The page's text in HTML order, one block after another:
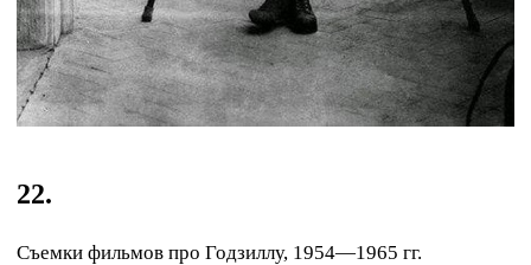
22.
Съемки фильмов про Годзиллу, 1954—1965 гг.